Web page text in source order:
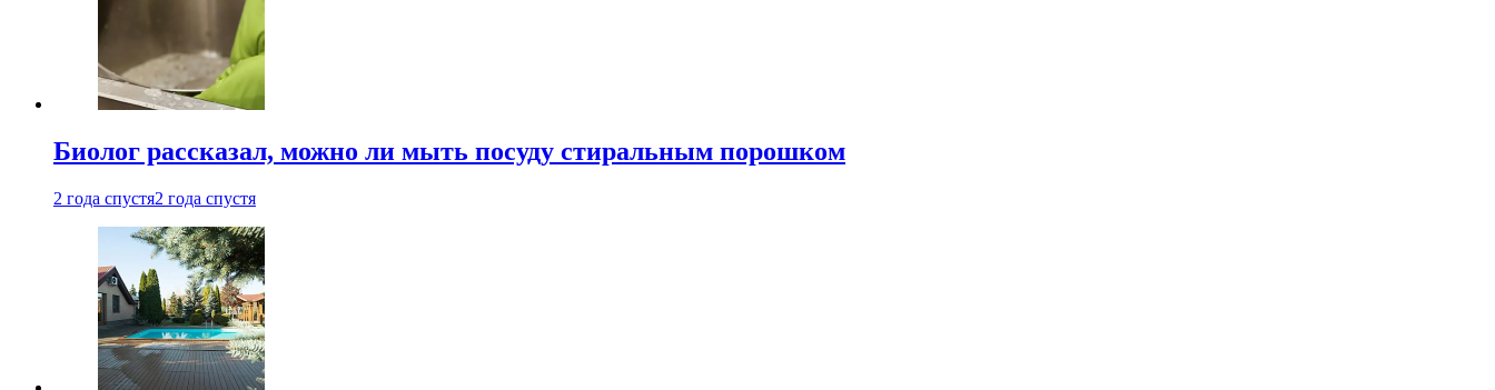
Биолог рассказал, можно ли мыть посуду стиральным порошком
2 года спустя2 года спустя